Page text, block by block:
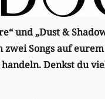
und „Dust &
zwei Songs auf
handeln. Denkst du